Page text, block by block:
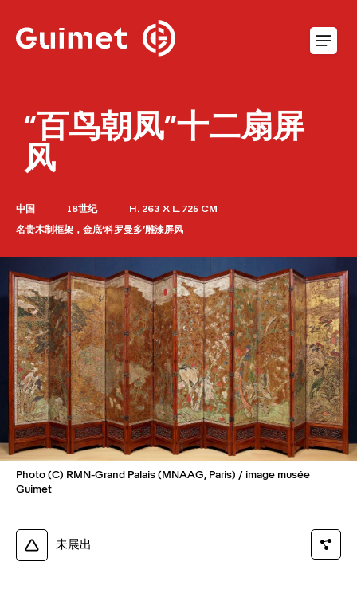
“百鸟朝凤”十二扇屏
风
中国 18世纪 H. 263 X L. 725 CM
名贵木制框架，金底‘科罗曼多’雕漆屏风
Photo (C) RMN-Grand Palais (MNAAG, Paris) / image musée
Guimet
未展出